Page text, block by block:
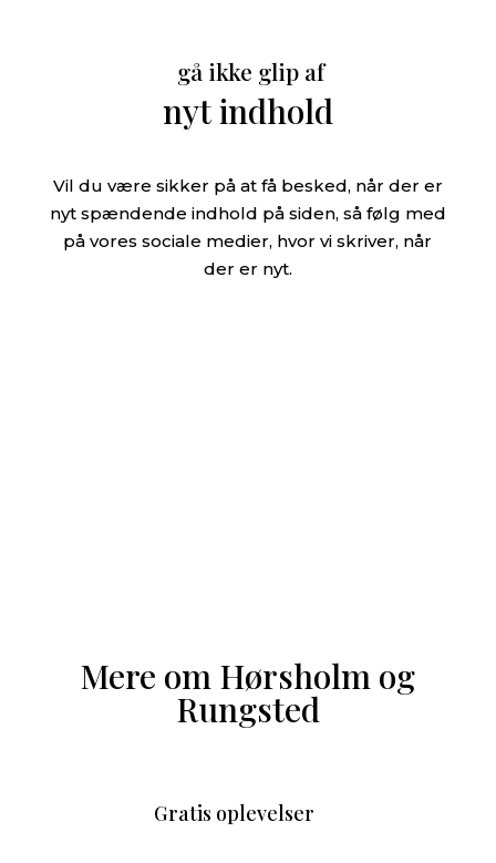
gå ikke glip af
nyt indhold
Vil du være sikker på at få besked, når der er
nyt spændende indhold på siden, så følg med
på vores sociale medier, hvor vi skriver, når
der er nyt.
Mere om Hørsholm og
Rungsted
Gratis oplevelser